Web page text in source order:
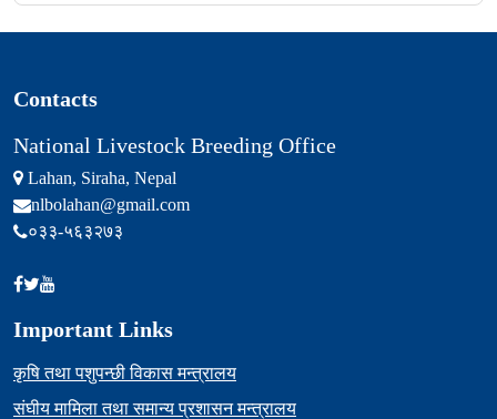
Contacts
National Livestock Breeding Office
Lahan, Siraha, Nepal
nlbolahan@gmail.com
०३३-५६३२७३
Important Links
कृषि तथा पशुपन्छी विकास मन्त्रालय
संघीय मामिला तथा समान्य प्रशासन मन्त्रालय